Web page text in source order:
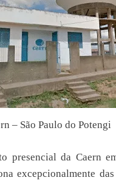
– São Paulo do Potengi
presencial da Caern
excepcionalmente